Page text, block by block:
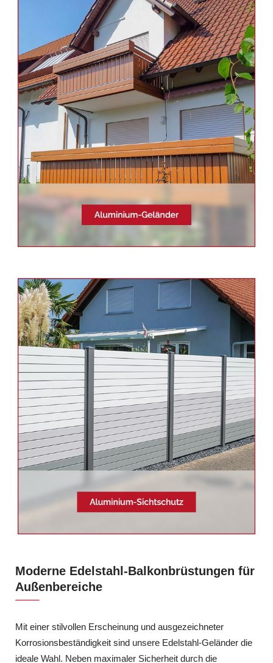
Siehe auch Balkonsanierung
Albershausen -
Schmid &
Jakobs: ✓Edelstahl
Terrassendach, Aluminium
Geländerbau, Balkongeländer,
Sichtschutz
Moderne Edelstahl-Balkonbrüstungen für
Außenbereiche
Mit einer stilvollen Erscheinung und ausgezeichneter
Korrosionsbeständigkeit sind unsere Edelstahl-Geländer die
ideale Wahl. Neben maximaler Sicherheit durch die